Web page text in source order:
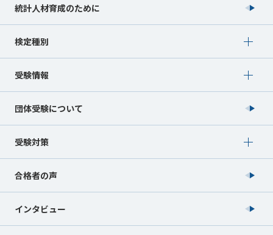
統計人材育成のために
検定種別
Show submenu for 検定種別
受験情報
Show submenu for 受験情報
団体受験について
受験対策
Show submenu for 受験対策
合格者の声
インタビュー